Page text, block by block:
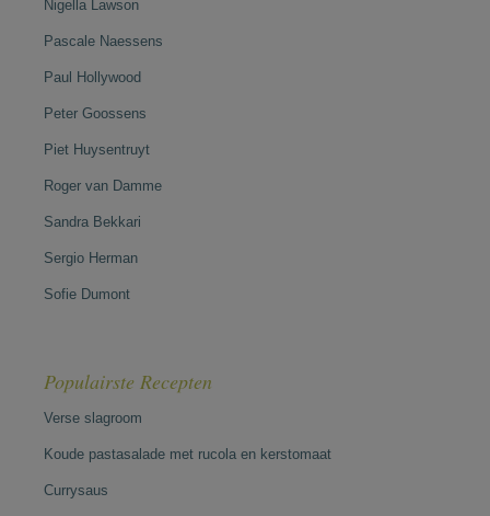
Nigella Lawson
Pascale Naessens
Paul Hollywood
Peter Goossens
Piet Huysentruyt
Roger van Damme
Sandra Bekkari
Sergio Herman
Sofie Dumont
Populairste Recepten
Verse slagroom
Koude pastasalade met rucola en kerstomaat
Currysaus